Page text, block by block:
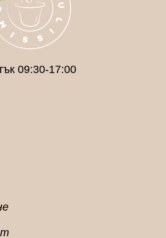
1кг.
09:30-17:00